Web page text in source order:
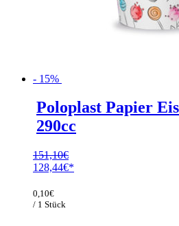
- 15%
Poloplast Papier
290cc
151,10€
Ursprünglicher
war:
151,10€
128,44€
Preis
ist:
0,10€
/ 1 Stück